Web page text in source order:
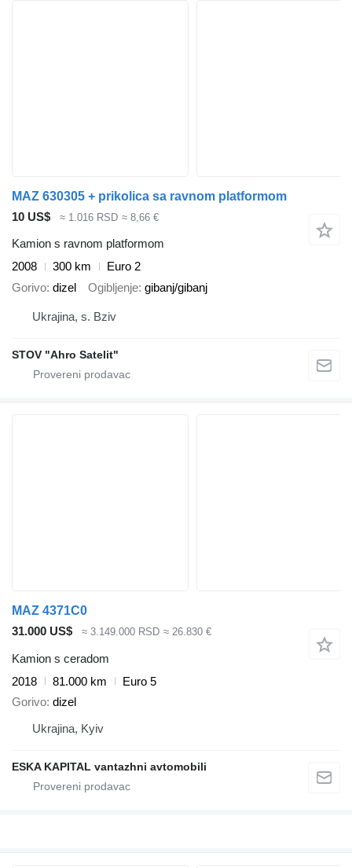
MAZ 630305 + prikolica sa ravnom platformom
10 US$
≈ 1.016 RSD ≈ 8,66 €
Kamion s ravnom platformom
2008
300 km
Euro 2
Gorivo dizel Ogibljenje gibanj/gibanj
Ukrajina, s. Bziv
STOV "Ahro Satelit"
MAZ 4371C0
31.000 US$
≈ 3.149.000 RSD ≈ 26.830 €
Kamion s ceradom
2018
81.000 km
Euro 5
Gorivo dizel
Ukrajina, Kyiv
ESKA KAPITAL vantazhni avtomobili